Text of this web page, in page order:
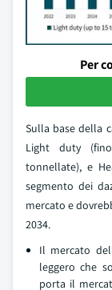
Per
Sulla base della
Light duty
tonnellate), e
segmento dei
mercato e
2034.
Il mercato
leggero che
porta il